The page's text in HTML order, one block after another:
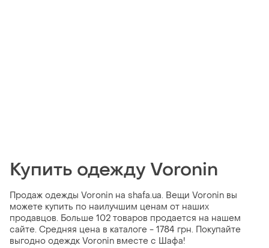
Купить одежду Voronin
Продаж одежды Voronin на shafa.ua. Вещи Voronin вы
можете купить по наилучшим ценам от наших
продавцов. Больше 102 товаров продается на нашем
сайте. Средняя цена в каталоге - 1784 грн. Покупайте
выгодно одеждк Voronin вместе с Шафа!